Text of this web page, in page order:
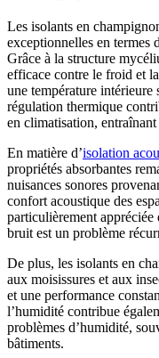
Les isolants en
exceptionnelles en termes
Grâce à la structure
efficace contre le froid et
une température intérieure
régulation thermique
en climatisation,
En matière d’isolation
propriétés absorbantes
nuisances sonores
confort acoustique des
particulièrement
bruit est un problème
De plus, les isolants en
aux moisissures et aux
et une performance
l’humidité contribue
problèmes d’humidité,
bâtiments.